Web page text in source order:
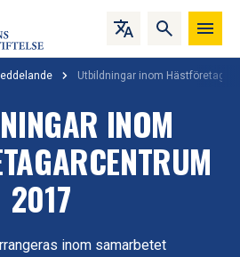
Utbildningar inom
INOM
2017
inom samarbetet